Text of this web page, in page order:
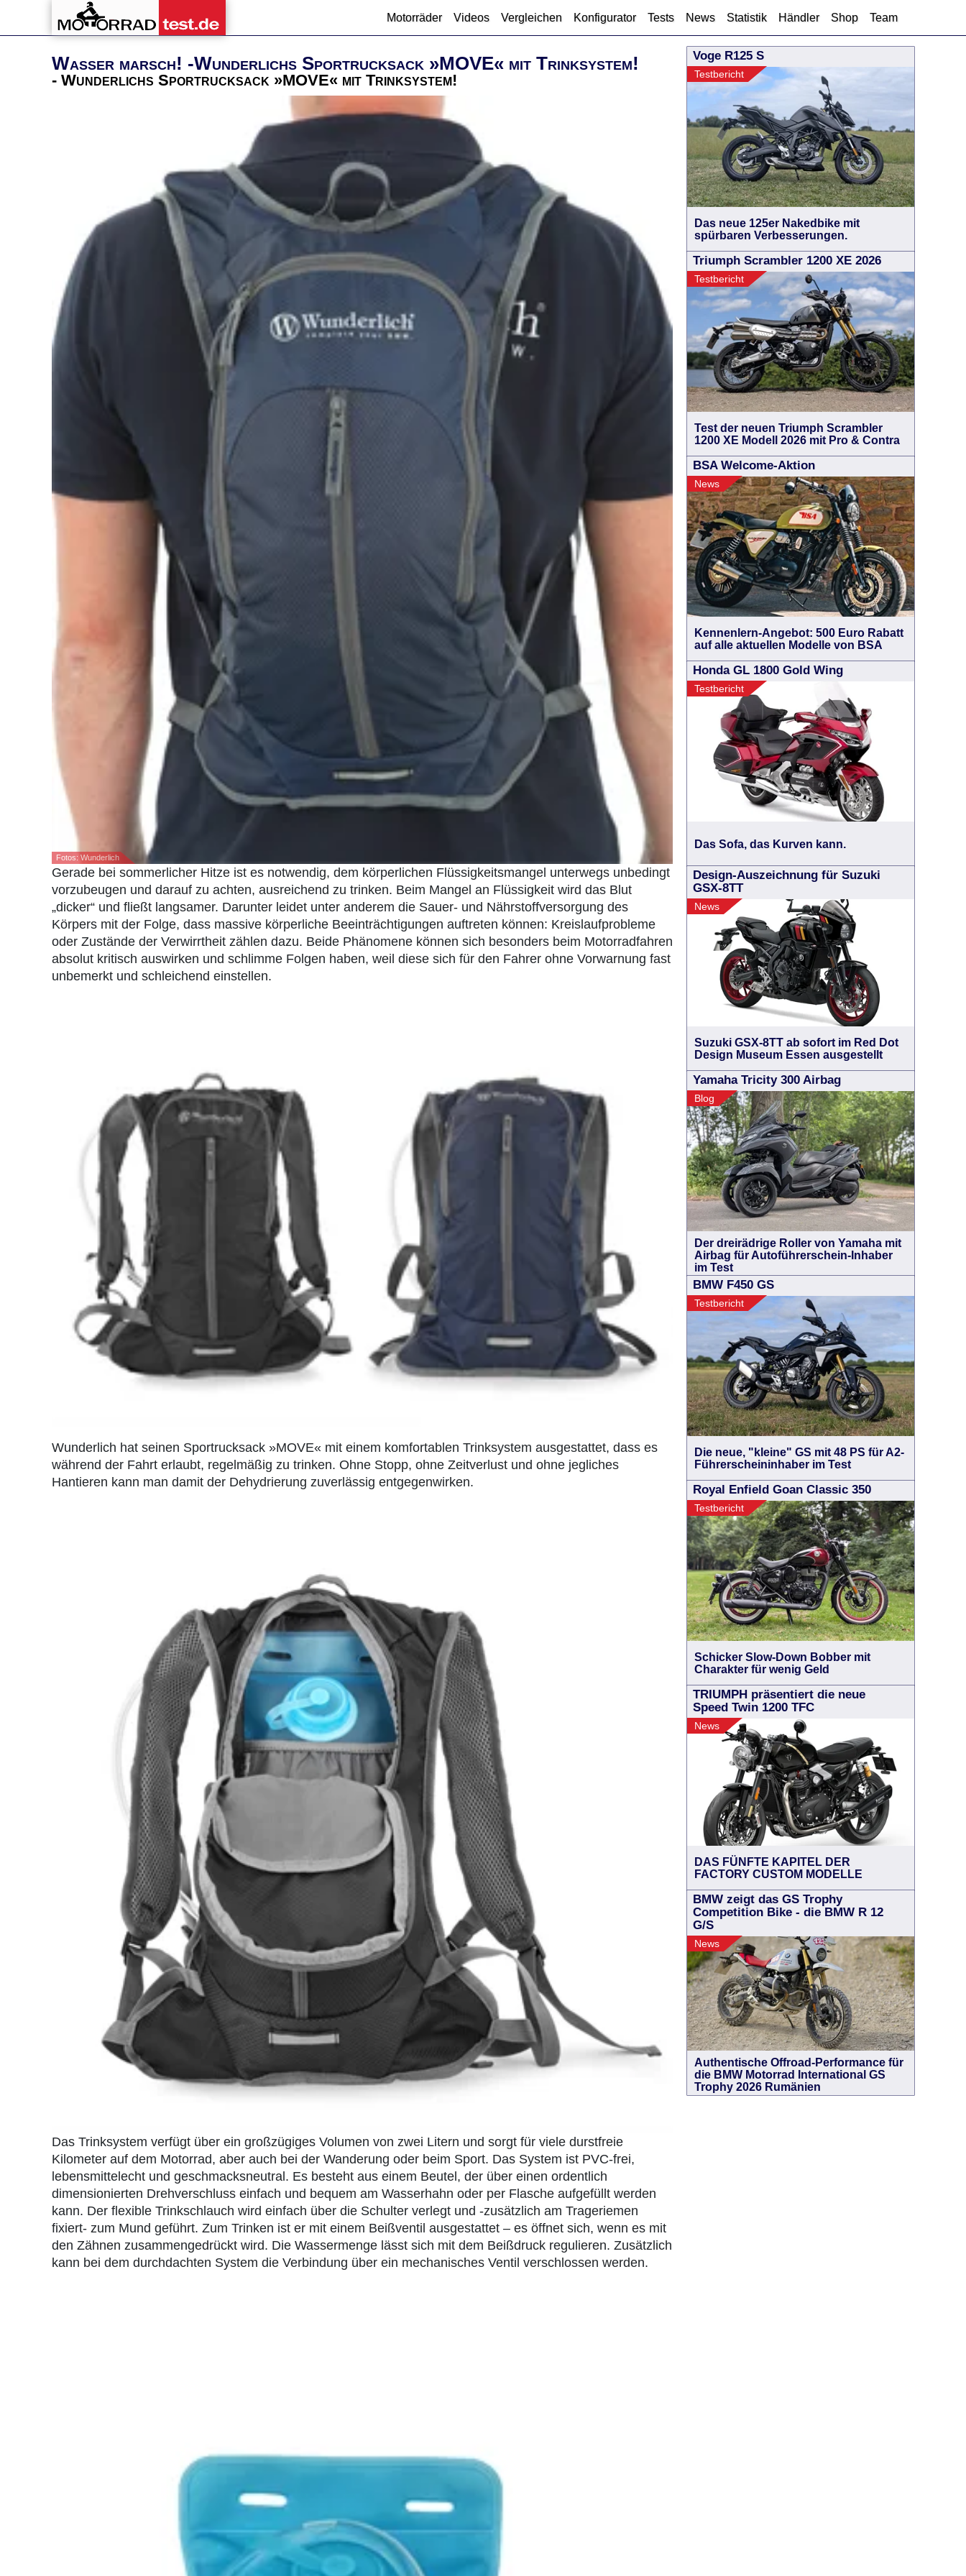
Motorräder Videos Vergleichen Konfigurator Tests News Statistik Händler Shop Team
Wasser marsch! -Wunderlichs Sportrucksack »MOVE« mit Trinksystem!
- Wunderlichs Sportrucksack »MOVE« mit Trinksystem!
Fotos: Wunderlich
Gerade bei sommerlicher Hitze ist es notwendig, dem körperlichen Flüssigkeitsmangel unterwegs unbedingt
vorzubeugen und darauf zu achten, ausreichend zu trinken. Beim Mangel an Flüssigkeit wird das Blut
„dicker“ und fließt langsamer. Darunter leidet unter anderem die Sauer- und Nährstoffversorgung des
Körpers mit der Folge, dass massive körperliche Beeinträchtigungen auftreten können: Kreislaufprobleme
oder Zustände der Verwirrtheit zählen dazu. Beide Phänomene können sich besonders beim Motorradfahren
absolut kritisch auswirken und schlimme Folgen haben, weil diese sich für den Fahrer ohne Vorwarnung fast
unbemerkt und schleichend einstellen.
Wunderlich hat seinen Sportrucksack »MOVE« mit einem komfortablen Trinksystem ausgestattet, dass es
während der Fahrt erlaubt, regelmäßig zu trinken. Ohne Stopp, ohne Zeitverlust und ohne jegliches
Hantieren kann man damit der Dehydrierung zuverlässig entgegenwirken.
Das Trinksystem verfügt über ein großzügiges Volumen von zwei Litern und sorgt für viele durstfreie
Kilometer auf dem Motorrad, aber auch bei der Wanderung oder beim Sport. Das System ist PVC-frei,
lebensmittelecht und geschmacksneutral. Es besteht aus einem Beutel, der über einen ordentlich
dimensionierten Drehverschluss einfach und bequem am Wasserhahn oder per Flasche aufgefüllt werden
kann. Der flexible Trinkschlauch wird einfach über die Schulter verlegt und -zusätzlich am Trageriemen
fixiert- zum Mund geführt. Zum Trinken ist er mit einem Beißventil ausgestattet – es öffnet sich, wenn es mit
den Zähnen zusammengedrückt wird. Die Wassermenge lässt sich mit dem Beißdruck regulieren. Zusätzlich
kann bei dem durchdachten System die Verbindung über ein mechanisches Ventil verschlossen werden.
Voge R125 S
Testbericht
Das neue 125er Nakedbike mit
spürbaren Verbesserungen.
Triumph Scrambler 1200 XE 2026
Testbericht
Test der neuen Triumph Scrambler
1200 XE Modell 2026 mit Pro & Contra
BSA Welcome-Aktion
News
Kennenlern-Angebot: 500 Euro Rabatt
auf alle aktuellen Modelle von BSA
Honda GL 1800 Gold Wing
Testbericht
Das Sofa, das Kurven kann.
Design-Auszeichnung für Suzuki
GSX-8TT
News
Suzuki GSX-8TT ab sofort im Red Dot
Design Museum Essen ausgestellt
Yamaha Tricity 300 Airbag
Blog
Der dreirädrige Roller von Yamaha mit
Airbag für Autoführerschein-Inhaber
im Test
BMW F450 GS
Testbericht
Die neue, "kleine" GS mit 48 PS für A2-
Führerscheininhaber im Test
Royal Enfield Goan Classic 350
Testbericht
Schicker Slow-Down Bobber mit
Charakter für wenig Geld
TRIUMPH präsentiert die neue
Speed Twin 1200 TFC
News
DAS FÜNFTE KAPITEL DER
FACTORY CUSTOM MODELLE
BMW zeigt das GS Trophy
Competition Bike - die BMW R 12
G/S
News
Authentische Offroad-Performance für
die BMW Motorrad International GS
Trophy 2026 Rumänien